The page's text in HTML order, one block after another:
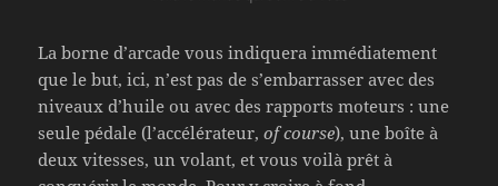
La borne d’arcade vous indiquera immédiatement
que le but, ici, n’est pas de s’embarrasser avec des
niveaux d’huile ou avec des rapports moteurs : une
seule pédale (l’accélérateur,of course), une boîte à
deux vitesses, un volant, et vous voilà prêt à